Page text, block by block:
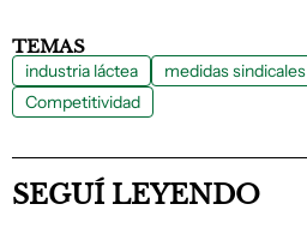
TEMAS
industria láctea medidas sindicales
Competitividad
SEGUÍ LEYENDO